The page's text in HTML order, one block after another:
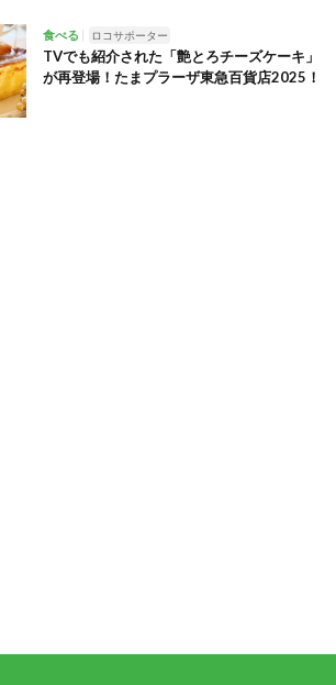
食べる ロコサポーター
TVでも紹介された「艶とろチーズケーキ」
が再登場！たまプラーザ東急百貨店2025！